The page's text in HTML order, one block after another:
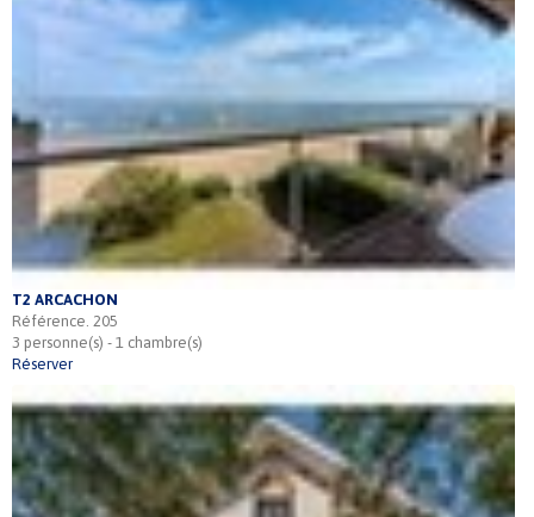
T2 ARCACHON
Référence. 205
3 personne(s) - 1 chambre(s)
Réserver